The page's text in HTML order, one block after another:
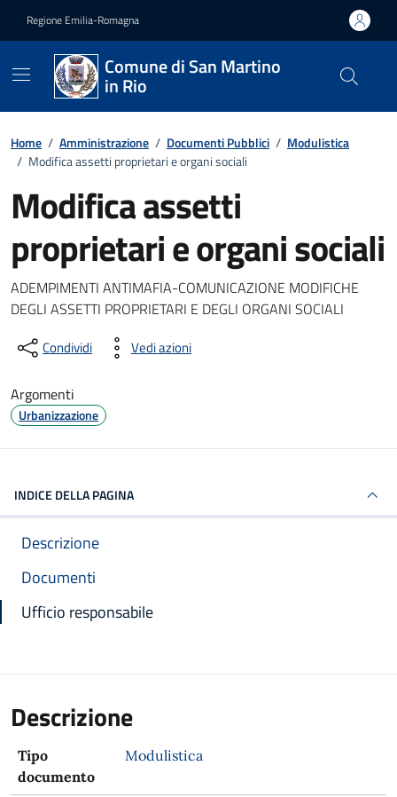
Regione Emilia-Romagna
Comune di San Martino
in Rio
Home / Amministrazione / Documenti Pubblici / Modulistica
/ Modifica assetti proprietari e organi sociali
Modifica assetti
proprietari e organi sociali
Dettagli del documento
ADEMPIMENTI ANTIMAFIA-COMUNICAZIONE MODIFICHE
DEGLI ASSETTI PROPRIETARI E DEGLI ORGANI SOCIALI
Condividi Vedi azioni
Argomenti
Urbanizzazione
INDICE DELLA PAGINA
Descrizione
Documenti
Ufficio responsabile
Descrizione
Tipo
documento
Modulistica